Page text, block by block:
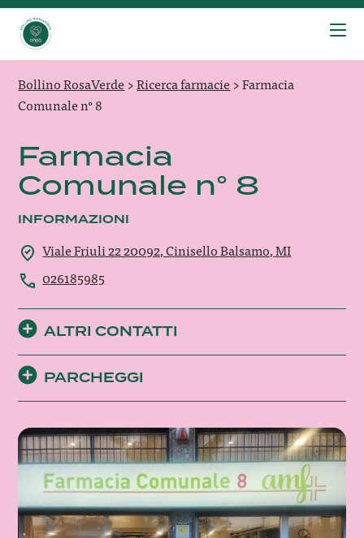
Bollino RosaVerde>Ricerca farmacie>Farmacia
Comunale n° 8
Farmacia
Comunale n° 8
INFORMAZIONI
Viale Friuli 22 20092, Cinisello Balsamo, MI
026185985
ALTRI CONTATTI
PARCHEGGI